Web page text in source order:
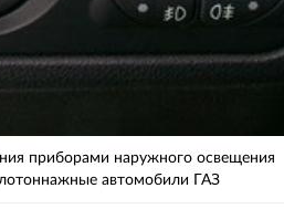
приборами наружного освещения
автомобили ГАЗ